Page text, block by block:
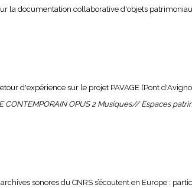
la documentation collaborative d'objets
d'expérience sur le projet PAVAGE (Pont
CONTEMPORAIN OPUS 2 Musiques// Espaces
sonores du CNRS s’écoutent en Europe :